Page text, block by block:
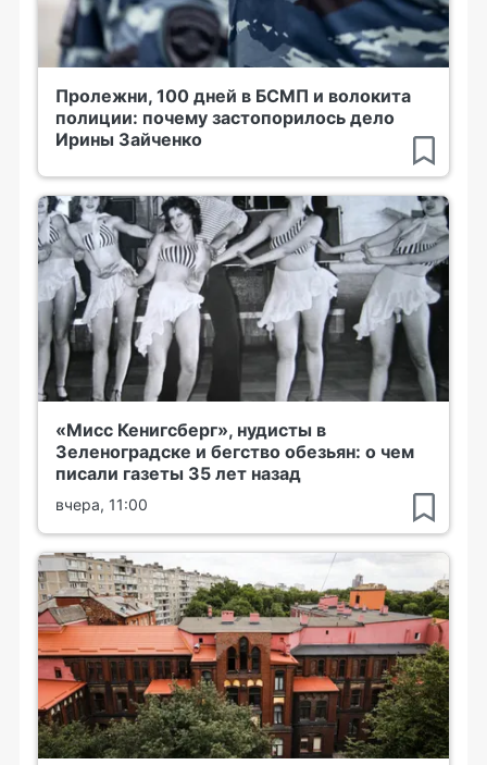
Пролежни, 100 дней в БСМП и волокита
полиции: почему застопорилось дело
Ирины Зайченко
«Мисс Кенигсберг», нудисты в
Зеленоградске и бегство обезьян: о чем
писали газеты 35 лет назад
вчера, 11:00